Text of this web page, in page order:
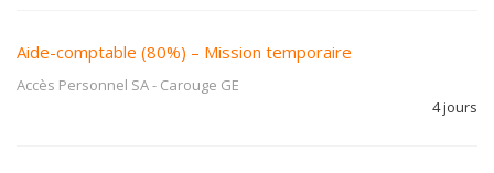
Aide-comptable (80%) – Mission temporaire
Accès Personnel SA- Carouge GE
4 jours